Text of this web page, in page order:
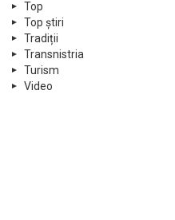
Top
Top știri
Tradiții
Transnistria
Turism
Video